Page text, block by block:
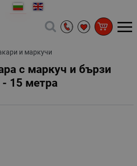
и маркучи
с маркуч и бързи
- 15 метра